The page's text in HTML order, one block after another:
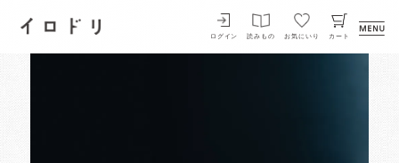
イロドリ
ログイン 読みもの お気にいり カート